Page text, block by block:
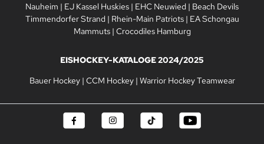
Nauheim | EJ Kassel Huskies | EHC Neuwied | Beach Devils
Timmendorfer Strand | Rhein-Main Patriots| EA Schongau
Mammuts| Crocodiles Hamburg
EISHOCKEY-KATALOGE 2024/2025
Bauer Hockey| CCM Hockey| Warrior Hockey Teamwear